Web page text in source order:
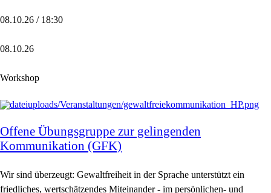
08.10.26 / 18:30
08.10.26
Workshop
Offene Übungsgruppe zur gelingenden
Kommunikation (GFK)
Wir sind überzeugt: Gewaltfreiheit in der Sprache unterstützt ein
friedliches, wertschätzendes Miteinander - im persönlichen- und